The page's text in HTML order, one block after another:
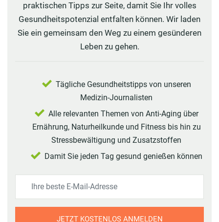
praktischen Tipps zur Seite, damit Sie Ihr volles
Gesundheitspotenzial entfalten können. Wir laden
Sie ein gemeinsam den Weg zu einem gesünderen
Leben zu gehen.
Tägliche Gesundheitstipps von unseren
Medizin-Journalisten
Alle relevanten Themen von Anti-Aging über
Ernährung, Naturheilkunde und Fitness bis hin zu
Stressbewältigung und Zusatzstoffen
Damit Sie jeden Tag gesund genießen können
JETZT KOSTENLOS ANMELDEN